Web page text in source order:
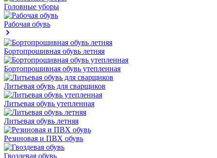
Головные уборы
Рабочая обувь
Бортопрошивная обувь летняя
Бортопрошивная обувь утепленная
Литьевая обувь для сварщиков
Литьевая обувь утепленная
Литьевая обувь летняя
Резиновая и ПВХ обувь
Гвоздевая обувь